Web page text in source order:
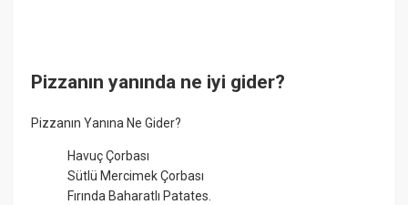
Pizzanın yanında ne iyi gider?
Pizzanın Yanına Ne Gider?
Havuç Çorbası
Sütlü Mercimek Çorbası
Fırında Baharatlı Patates.